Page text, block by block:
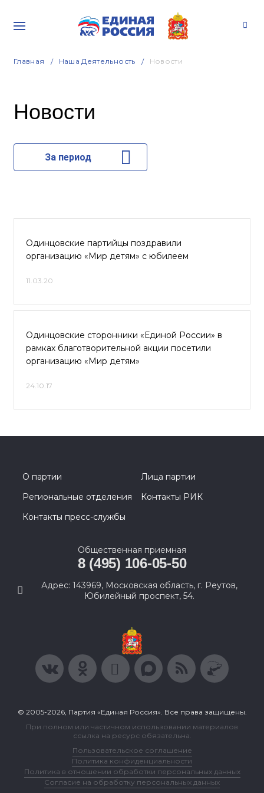
Главная Наша Деятельность Новости
Новости
За период
Одинцовские партийцы поздравили
организацию «Мир детям» с юбилеем
11.03.20
Одинцовские сторонники «Единой России» в
рамках благотворительной акции посетили
организацию «Мир детям»
24.10.17
О партии
Лица партии
Региональные отделения
Контакты РИК
Контакты пресс-службы
Общественная приемная
8 (495) 106-05-50
Адрес: 143969, Московская область, г. Реутов,
Юбилейный проспект, 54.
© 2005-2026, Партия «Единая Россия». Все права защищены.
При полном или частичном использовании материалов
ссылка на ресурс обязательна.
Пользовательское соглашение
Политика конфиденциальности
Политика в отношении обработки персональных данных
Согласие на обработку персональных данных